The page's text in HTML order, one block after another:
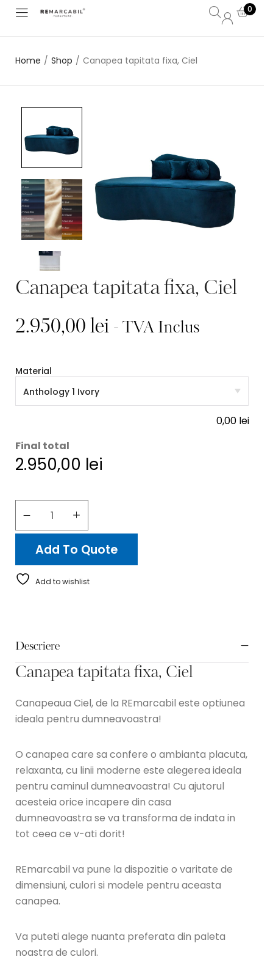
0
Home / Shop / Canapea tapitata fixa, Ciel
Canapea tapitata fixa, Ciel
2.950,00 lei - TVA Inclus
Material
0,00 lei
Final total
2.950,00 lei
Add To Quote
Add to wishlist
Descriere
Canapea tapitata fixa, Ciel
Canapeaua Ciel, de la REmarcabil este optiunea
ideala pentru dumneavoastra!
O canapea care sa confere o ambianta placuta,
relaxanta, cu linii moderne este alegerea ideala
pentru caminul dumneavoastra! Cu ajutorul
acesteia orice incapere din casa
dumneavoastra se va transforma de indata in
tot ceea ce v-ati dorit!
REmarcabil va pune la dispozitie o varitate de
dimensiuni, culori si modele pentru aceasta
canapea.
Va puteti alege nuanta preferata din paleta
noastra de culori.